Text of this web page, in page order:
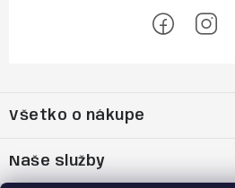
p
ä
t
Všetko o nákupe
Naše služby